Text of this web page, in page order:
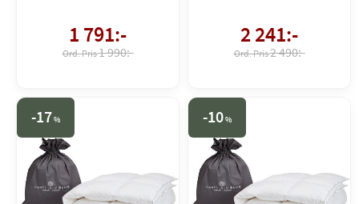
1 791:-
1 990:-
2 241:-
2 490:-
17% 10%